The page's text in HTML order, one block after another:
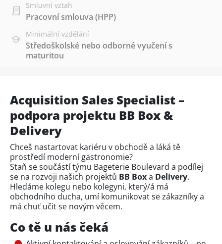
Smluvní vztah
Pracovní smlouva (HPP)
Minimální vzdělání
Středoškolské nebo odborné vyučení s
maturitou
Acquisition Sales Specialist –
podpora projektu BB Box &
Delivery
Chceš nastartovat kariéru v obchodě a láká tě
prostředí moderní gastronomie?
Staň se součástí týmu Bageterie Boulevard a podílej
se na rozvoji našich projektů BB Boxa Delivery.
Hledáme kolegu nebo kolegyni, který/á má
obchodního ducha, umí komunikovat se zákazníky a
má chuť učit se novým věcem.
Co tě u nás čeká